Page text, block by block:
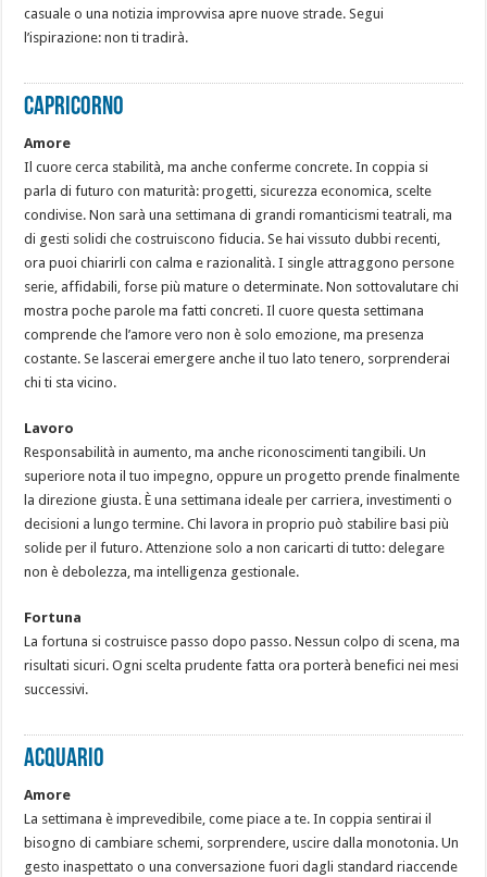
casuale o una notizia improvvisa apre nuove strade. Segui
l’ispirazione: non ti tradirà.
CAPRICORNO
Amore
Il cuore cerca stabilità, ma anche conferme concrete. In coppia si
parla di futuro con maturità: progetti, sicurezza economica, scelte
condivise. Non sarà una settimana di grandi romanticismi teatrali, ma
di gesti solidi che costruiscono fiducia. Se hai vissuto dubbi recenti,
ora puoi chiarirli con calma e razionalità. I single attraggono persone
serie, affidabili, forse più mature o determinate. Non sottovalutare chi
mostra poche parole ma fatti concreti. Il cuore questa settimana
comprende che l’amore vero non è solo emozione, ma presenza
costante. Se lascerai emergere anche il tuo lato tenero, sorprenderai
chi ti sta vicino.
Lavoro
Responsabilità in aumento, ma anche riconoscimenti tangibili. Un
superiore nota il tuo impegno, oppure un progetto prende finalmente
la direzione giusta. È una settimana ideale per carriera, investimenti o
decisioni a lungo termine. Chi lavora in proprio può stabilire basi più
solide per il futuro. Attenzione solo a non caricarti di tutto: delegare
non è debolezza, ma intelligenza gestionale.
Fortuna
La fortuna si costruisce passo dopo passo. Nessun colpo di scena, ma
risultati sicuri. Ogni scelta prudente fatta ora porterà benefici nei mesi
successivi.
ACQUARIO
Amore
La settimana è imprevedibile, come piace a te. In coppia sentirai il
bisogno di cambiare schemi, sorprendere, uscire dalla monotonia. Un
gesto inaspettato o una conversazione fuori dagli standard riaccende